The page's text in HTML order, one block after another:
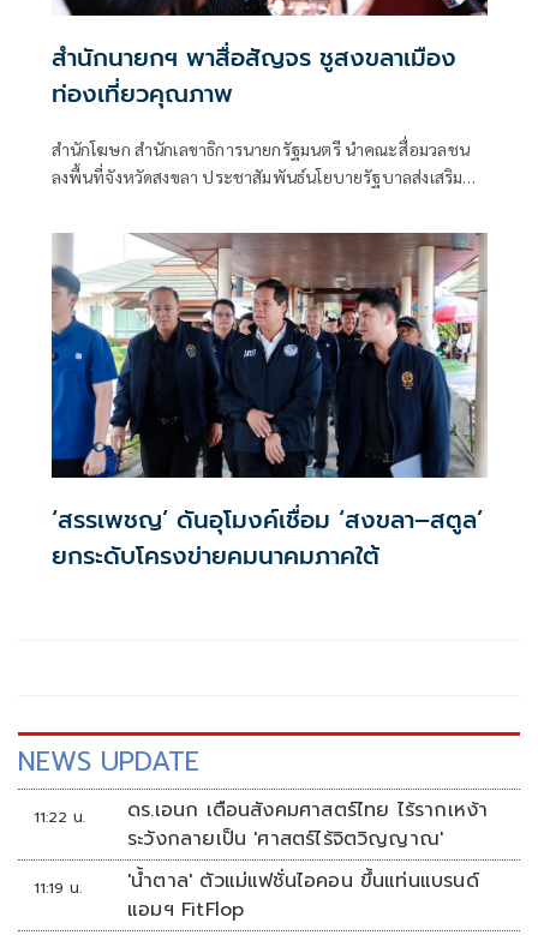
สำนักนายกฯ พาสื่อสัญจร ชูสงขลาเมือง
ท่องเที่ยวคุณภาพ
สำนักโฆษก สำนักเลขาธิการนายกรัฐมนตรี นำคณะสื่อมวลชน
ลงพื้นที่จังหวัดสงขลา ประชาสัมพันธ์นโยบายรัฐบาลส่งเสริม
หลา ต่อยอดทุนวัฒนธรรมสู่ Soft Power หลัง 5 เดือนแรกปี
2569 มีนักท่องเที่ยวกว่า 3.12 ล้านคน สร้างรายได้กว่า 20,636
ล้านบาท
‘สรรเพชญ’ ดันอุโมงค์เชื่อม ‘สงขลา–สตูล’
ยกระดับโครงข่ายคมนาคมภาคใต้
NEWS UPDATE
11:22 น.
ดร.เอนก เตือนสังคมศาสตร์ไทย ไร้รากเหง้า
ระวังกลายเป็น 'ศาสตร์ไร้จิตวิญญาณ'
11:19 น.
'น้ำตาล' ตัวแม่แฟชั่นไอคอน ขึ้นแท่นแบรนด์
แอมฯ FitFlop